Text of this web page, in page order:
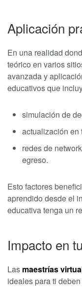
Aplicación
En una realidad
teórico en varios
avanzada y
educativos que
simulación de
actualización en
redes de
egreso.
Esto factores
aprendido desde el
educativa tenga un
Impacto en
Las maestrías
ideales para ti